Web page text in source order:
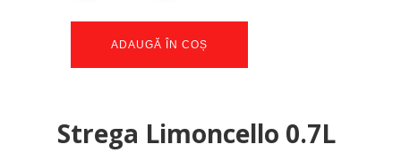
ADAUGĂ ÎN COȘ
Strega Limoncello 0.7L